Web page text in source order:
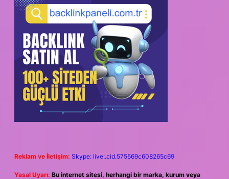
Reklam ve İletişim: Skype: live:.cid.575569c608265c69
Yasal Uyarı: Bu internet sitesi, herhangi bir marka, kurum veya